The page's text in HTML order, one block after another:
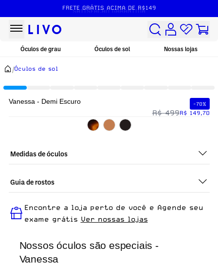
FRETE GRÁTIS ACIMA DE R$149
SATISFAÇÃO GARANTIDA
Óculos de grau Óculos de sol Nossas lojas
/Óculos de sol
Nossos óculos são especiais -
Vanessa
Vanessa - Demi Escuro -70%
R$ 499R$ 149,70
Medidas de óculos
Guia de rostos
é ideal para quem busca um óculos confortável para o dia a
dia.
Encontre a loja perto de você e Agende seu
exame grátis Ver nossas lojas